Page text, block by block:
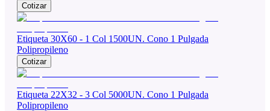
Cotizar
Etiqueta 30X60 - 1 Col 1500UN. Cono 1 Pulgada
Polipropileno
Cotizar
Etiqueta 22X32 - 3 Col 5000UN. Cono 1 Pulgada
Polipropileno